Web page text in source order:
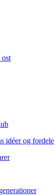
ost
idéer og fordele